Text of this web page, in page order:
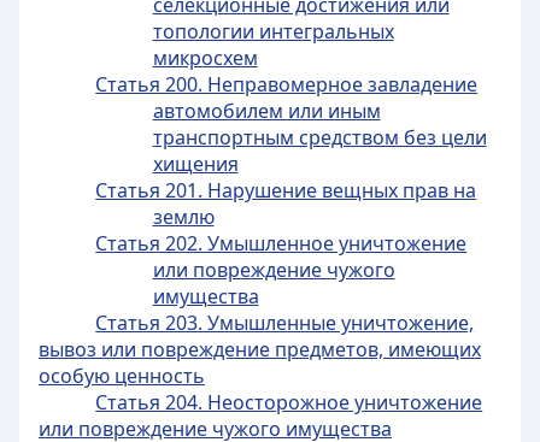
топологии интегральных
микросхем
Статья 200. Неправомерное завладение
автомобилем или иным
транспортным средством без цели
хищения
Статья 201. Нарушение вещных прав на
землю
Статья 202. Умышленное уничтожение
или повреждение чужого
имущества
Статья 203. Умышленные уничтожение,
вывоз или повреждение предметов, имеющих
особую ценность
Статья 204. Неосторожное уничтожение
или повреждение чужого имущества